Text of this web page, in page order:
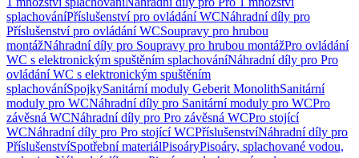
splachováníPříslušenství pro ovládání WCNáhradní díly pro
Příslušenství pro ovládání WCSoupravy pro hrubou
montážNáhradní díly pro Soupravy pro hrubou montážPro ovládání
WC s elektronickým spuštěním splachováníNáhradní díly pro Pro
ovládání WC s elektronickým spuštěním
splachováníSpojkySanitární moduly Geberit MonolithSanitární
moduly pro WCNáhradní díly pro Sanitární moduly pro WCPro
závěsná WCNáhradní díly pro Pro závěsná WCPro stojící
WCNáhradní díly pro Pro stojící WCPříslušenstvíNáhradní díly pro
PříslušenstvíSpotřební materiálPisoáryPisoáry, splachované vodou,